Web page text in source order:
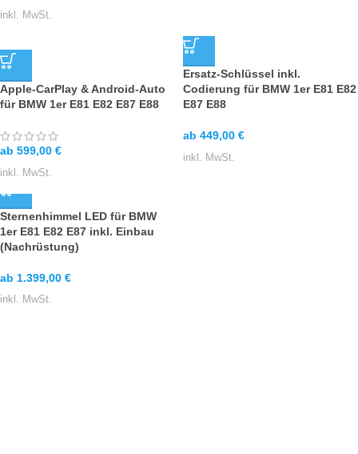
inkl. MwSt.
Apple-CarPlay & Android-Auto
für BMW 1er E81 E82 E87 E88
ab 599,00 €
inkl. MwSt.
Ersatz-Schlüssel inkl.
Codierung für BMW 1er E81 E82
E87 E88
ab 449,00 €
inkl. MwSt.
Sternenhimmel LED für BMW
1er E81 E82 E87 inkl. Einbau
(Nachrüstung)
ab 1.399,00 €
inkl. MwSt.